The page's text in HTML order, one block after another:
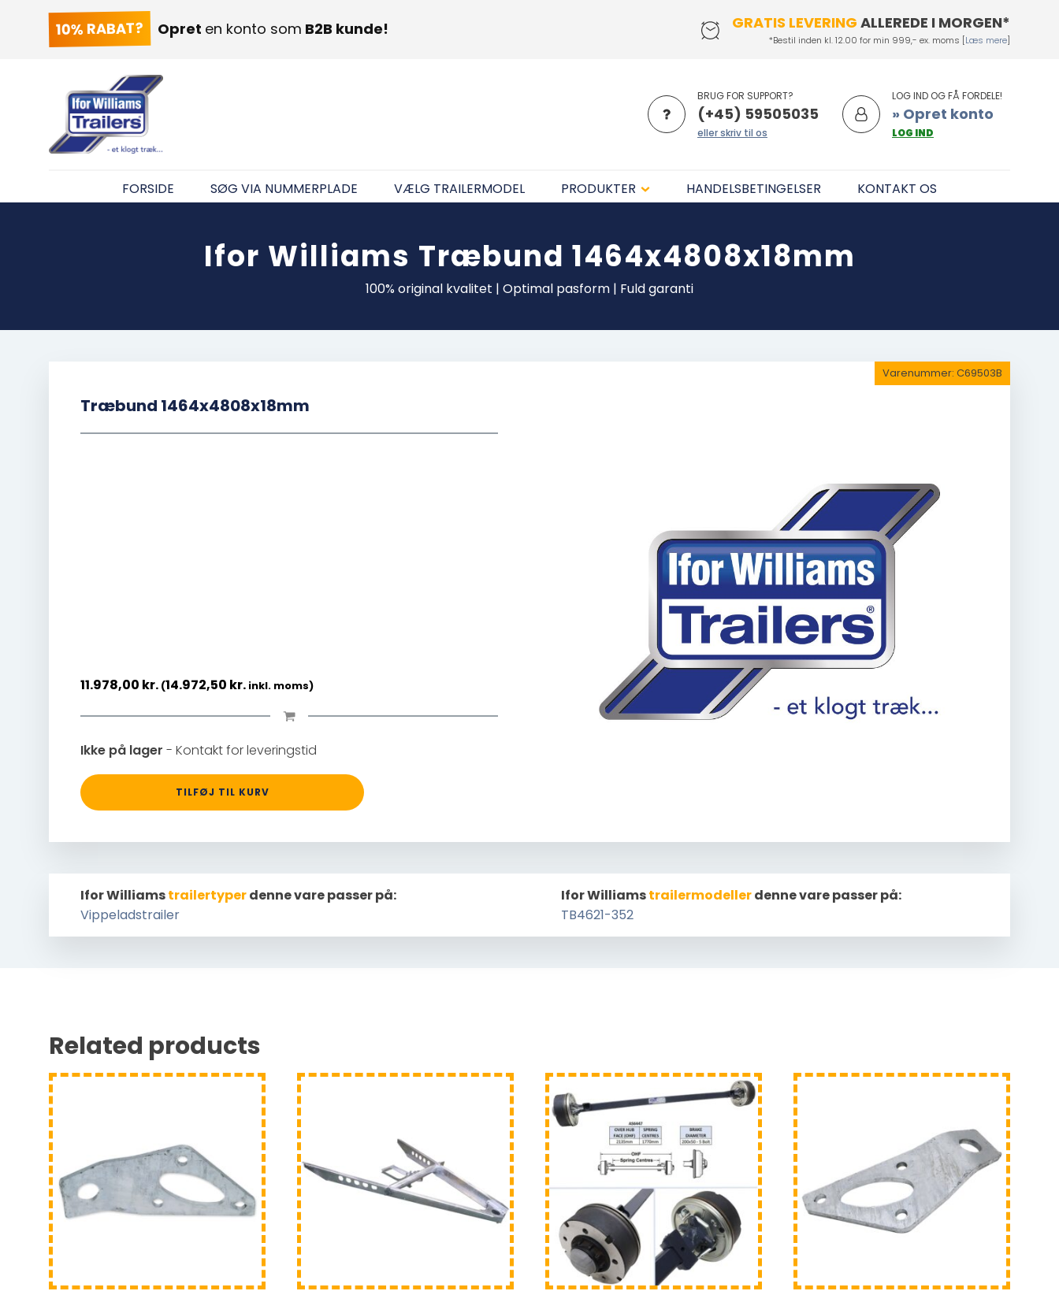
10% RABAT? Opret en konto som B2B kunde! GRATIS LEVERING ALLEREDE I MORGEN*
*Bestil inden kl. 12.00 for min 999,- ex. moms [Læs mere]
BRUG FOR SUPPORT?
(+45) 59505035
eller skriv til os
LOG IND OG FÅ FORDELE!
» Opret konto
LOG IND
FORSIDE SØG VIA NUMMERPLADE VÆLG TRAILERMODEL PRODUKTER HANDELSBETINGELSER KONTAKT OS
Ifor Williams Træbund 1464x4808x18mm
100% original kvalitet | Optimal pasform | Fuld garanti
Træbund 1464x4808x18mm
11.978,00 kr. (14.972,50 kr. inkl. moms)
Ikke på lager - Kontakt for leveringstid
TILFØJ TIL KURV
Varenummer: C69503B
Ifor Williamstrailertyperdenne vare passer på:
Vippeladstrailer
Ifor Williamstrailermodellerdenne vare passer på:
TB4621-352
Related products